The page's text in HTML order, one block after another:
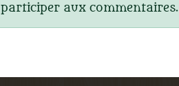
aux commentaires.